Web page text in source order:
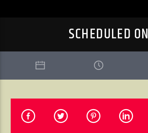
AKTUALNA PIOSENKA
OSTATNIA PIOSENKA
SCHEDULED ON